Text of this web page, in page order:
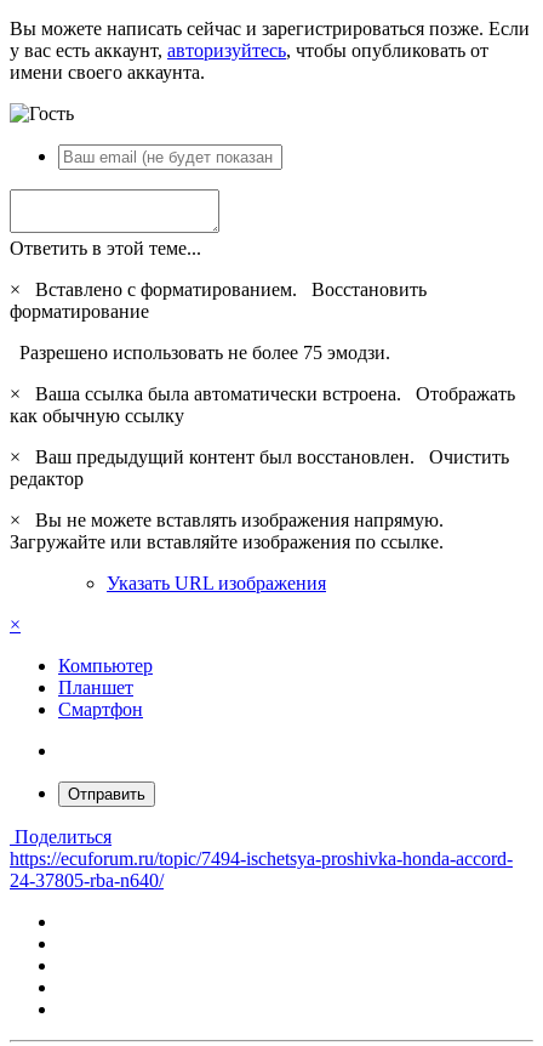
Вы можете написать сейчас и зарегистрироваться позже. Если
у вас есть аккаунт, авторизуйтесь, чтобы опубликовать от
имени своего аккаунта.
Ответить в этой теме...
×
Вставлено с форматированием. Восстановить
форматирование
Разрешено использовать не более 75 эмодзи.
×
Ваша ссылка была автоматически встроена. Отображать
как обычную ссылку
×
Ваш предыдущий контент был восстановлен. Очистить
редактор
×
Вы не можете вставлять изображения напрямую.
Загружайте или вставляйте изображения по ссылке.
Указать URL изображения
×
Компьютер
Планшет
Смартфон
Отправить
Поделиться
https://ecuforum.ru/topic/7494-ischetsya-proshivka-honda-accord-
24-37805-rba-n640/